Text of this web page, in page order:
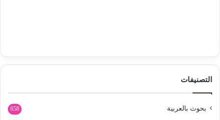
التصنيفات
بحوث بالعربية 658